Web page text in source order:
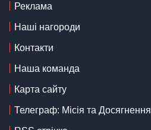
Реклама
Наші нагороди
Контакти
Наша команда
Карта сайту
Телеграф: Місія та Досягнення